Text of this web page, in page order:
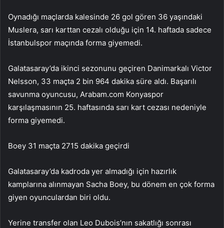
Oynadığı maçlarda kalesinde 26 gol gören 36 yaşındaki
Muslera, sarı karttan cezalı olduğu için 14. haftada sadece
İstanbulspor maçında forma giyemedi.
Galatasaray’da ikinci sezonunu geçiren Danimarkalı Victor
Nelsson, 33 maçta 2 bin 964 dakika süre aldı. Başarılı
savunma oyuncusu, Arabam.com Konyaspor
karşılaşmasının 25. haftasında sarı kart cezası nedeniyle
forma giyemedi.
Boey 31 maçta 2715 dakika geçirdi
Galatasaray’da kadroda yer almadığı için hazırlık
kamplarına alınmayan Sacha Boey, bu dönem en çok forma
giyen oyunculardan biri oldu.
Yerine transfer olan Leo Dubois’nın sakatlığı sonrası